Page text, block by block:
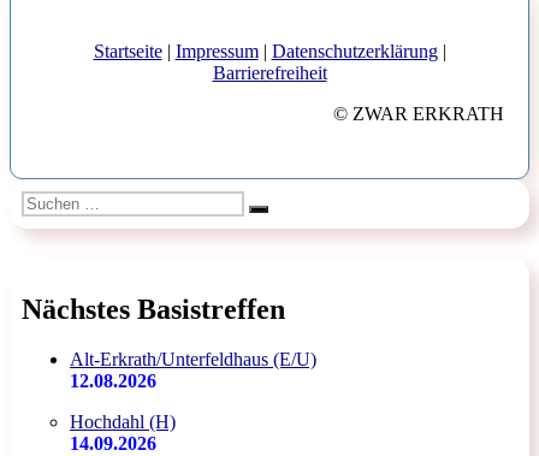
Startseite| Impressum| Datenschutzerklärung|
Barrierefreiheit
© ZWAR ERKRATH
Suchen
nach:
Suchen
Nächstes Basistreffen
Alt-Erkrath/Unterfeldhaus (E/U)
12.08.2026
Hochdahl (H)
14.09.2026